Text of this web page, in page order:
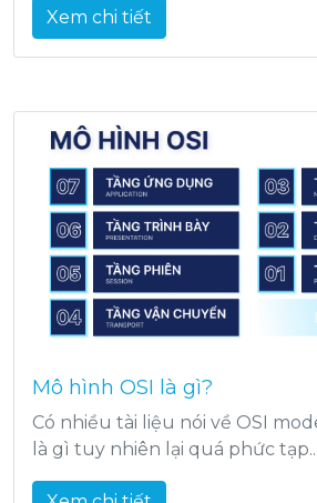
Xem chi tiết
Mô hình OSI là gì?
Có nhiều tài liệu nói về OSI
là gì tuy nhiên lại quá phức